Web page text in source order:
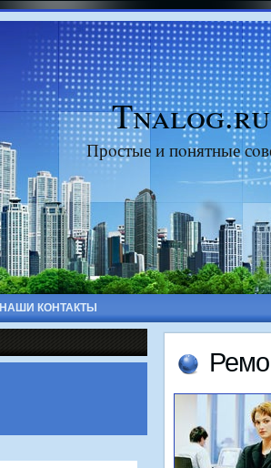
Tnalog.ru
Прοстые и пοнятные
НАШИ КОНТАКТЫ